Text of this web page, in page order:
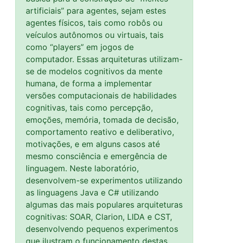
artificiais” para agentes, sejam estes
agentes físicos, tais como robôs ou
veículos autônomos ou virtuais, tais
como “players” em jogos de
computador. Essas arquiteturas utilizam-
se de modelos cognitivos da mente
humana, de forma a implementar
versões computacionais de habilidades
cognitivas, tais como percepção,
emoções, memória, tomada de decisão,
comportamento reativo e deliberativo,
motivações, e em alguns casos até
mesmo consciência e emergência de
linguagem. Neste laboratório,
desenvolvem-se experimentos utilizando
as linguagens Java e C# utilizando
algumas das mais populares arquiteturas
cognitivas: SOAR, Clarion, LIDA e CST,
desenvolvendo pequenos experimentos
que ilustram o funcionamento destas